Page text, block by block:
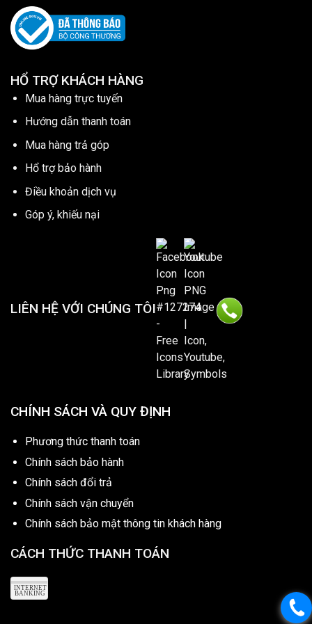
HỔ TRỢ KHÁCH HÀNG
Mua hàng trực tuyến
Hướng dẫn thanh toán
Mua hàng trả góp
Hổ trợ bảo hành
Điều khoản dịch vụ
Góp ý, khiếu nại
LIÊN HỆ VỚI CHÚNG TÔI
CHÍNH SÁCH VÀ QUY ĐỊNH
Phương thức thanh toán
Chính sách bảo hành
Chính sách đổi trả
Chính sách vận chuyển
Chính sách bảo mật thông tin khách hàng
CÁCH THỨC THANH TOÁN